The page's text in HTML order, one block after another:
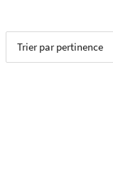
Trier par pertinence